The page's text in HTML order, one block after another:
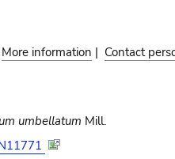
More information | Contact
umbellatum Mill.